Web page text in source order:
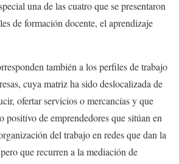
una de las cuatro que se presentaron
de formación docente, el aprendizaje
también a los perfiles de trabajo
cuya matriz ha sido deslocalizada de
ofertar servicios o mercancías y que
positivo de emprendedores que sitúan en
del trabajo en redes que dan la
que recurren a la mediación de